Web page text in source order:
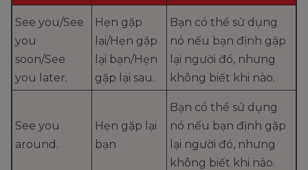
See you/See
you
soon/See
you later.
Hẹn gặp
lại/Hẹn gặp
lại bạn/Hẹn
gặp lại sau.
Bạn có thể sử dụng
nó nếu bạn định gặp
lại người đó, nhưng
không biết khi nào.
See you
around.
Hẹn gặp lại
bạn
Bạn có thể sử dụng
nó nếu bạn định gặp
lại người đó, nhưng
không biết khi nào.